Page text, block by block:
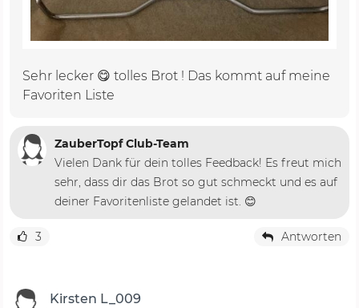
Sehr lecker 😋 tolles Brot ! Das kommt auf meine
Favoriten Liste
ZauberTopf Club-Team
Vielen Dank für dein tolles Feedback! Es freut mich
sehr, dass dir das Brot so gut schmeckt und es auf
deiner Favoritenliste gelandet ist. 😊
3 Antworten
Kirsten L_009